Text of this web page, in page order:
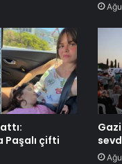
Paşalı çifti